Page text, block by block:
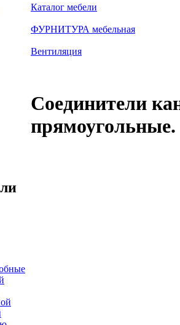
Каталог мебели
ФУРНИТУРА мебельная
Вентиляция
Соединители
прямоугольные.